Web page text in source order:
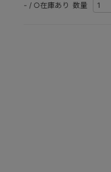
- / ○在庫あり 数量